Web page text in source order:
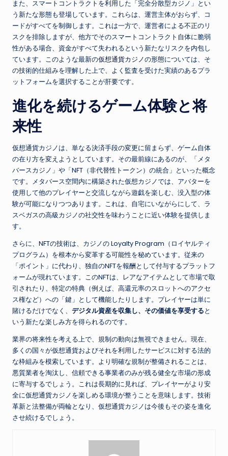
また、スマートコントラクトを利用した「完全分散型カジノ」とい
う新たな形態も登場しています。これらは、運営主体がおらず、コ
ードがすべてを制御します。これは一方で、運営者による不正のリ
スクを排除しますが、他方でそのスマートコントラクト自体に脆弱
性がある場合、資金がすべて失われるという新たなリスクを内包し
ています。このような最新の仮想通貨カジノの形態については、そ
の技術的仕組みを理解した上で、よく監査を受けた実績のあるプラ
ットフォームを選択することが肝要です。
進化を続けるゲーム体験と将
来性
仮想通貨カジノは、単なる決済手段の変更に留まらず、ゲーム自体
の在り方を変えようとしています。その最前線にあるのが、「メタ
バースカジノ」や「NFT（非代替性トークン）の統合」といった概念
です。メタバース空間内に構築された仮想カジノでは、アバターを
使用して他のプレイヤーと交流しながら遊戯を楽しむ、没入型の体
験が可能になりつつあります。これは、自宅にいながらにして、ラ
スベガスの高級カジノの社交性を味わうことに近い体験を提供しま
す。
さらに、NFTの技術は、カジノの Loyalty Program（ロイヤルティ
プログラム）を根本から変革する可能性を秘めています。従来の
「ポイント」に代わり、独自のNFTを報酬として付与するプラットフ
ォームが現れています。このNFTは、レアなアイテムとして市場で取
引されたり、特定の特典（例えば、高還元率のスロットへのアクセ
ス権など）への「鍵」として機能したりします。プレイヤーは単に
賭けるだけでなく、 デジタル資産を収集し、その価値を享受すると
いう新たな楽しみ方を得られるのです。
業界の将来性を考える上で、規制の動向は無視できません。現在、
多くの国々が仮想通貨およびそれを利用したサービスに対する法的
な枠組みを模索しています。より明確な規制が整備されることは、
悪質業者を淘汰し、信頼できる事業者のみが残る健全な市場の形成
に寄与するでしょう。これは長期的に見れば、プレイヤーがより安
全に仮想通貨カジノを楽しめる環境が整うことを意味します。技術
革新と法整備が両輪となり、仮想通貨カジノは今後もその姿を進化
させ続けるでしょう。